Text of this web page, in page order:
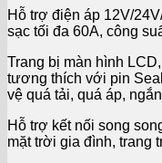
Hỗ trợ điện áp 12V/
sạc tối đa 60A, công
Trang bị màn hình
tương thích với pin
vệ quá tải, quá áp,
Hỗ trợ kết nối song
mặt trời gia đình, trang